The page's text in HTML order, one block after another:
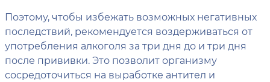
Поэтому, чтобы избежать возможных негативных
последствий, рекомендуется воздерживаться от
употребления алкоголя за три дня до и три дня
после прививки. Это позволит организму
сосредоточиться на выработке антител и